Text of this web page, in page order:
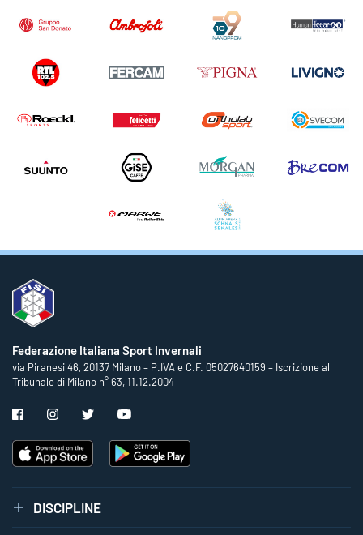
Federazione Italiana Sport Invernali
via Piranesi 46, 20137 Milano – P.IVA e C.F. 05027640159 – Iscrizione al
Tribunale di Milano n° 63, 11.12.2004
DISCIPLINE